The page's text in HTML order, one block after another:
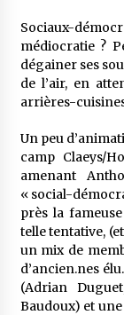
Sociaux-
médiocratie ?
dégainer ses
de l’air, en
arrières-
Un peu
camp Claeys/
amenant
« social-
près la
telle tentative,
un mix de
d’ancien.nes
(Adrian
Baudoux) et